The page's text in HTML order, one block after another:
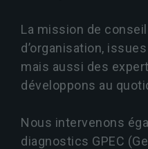
La mission de
d’organisation,
mais aussi des
développons au
Nous intervenons
diagnostics GPEC